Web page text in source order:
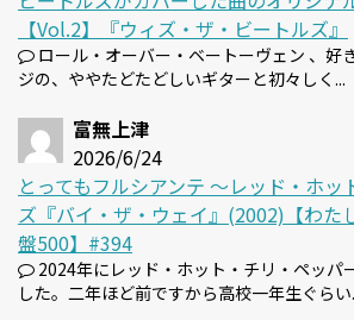
【Vol.2】『ウィズ・ザ・ビートルズ』
ロール・オーバー・ベートーヴェン 、好
ジの、ややたどたどしいギターと初々しく...
富無上津
2026/6/24
とってもフルシアンテ 〜レッド・ホッ
ズ『バイ・ザ・ウェイ』(2002)【わた
盤500】#394
2024年にレッド・ホット・チリ・ペッパ
した。二年ほど前ですから高校一年生ぐらい